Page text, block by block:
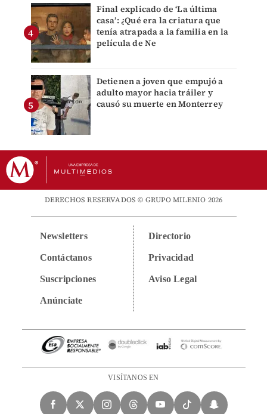
Final explicado de ‘La última
casa’: ¿Qué era la criatura que
tenía atrapada a la familia en la
película de Ne
Detienen a joven que empujó a
adulto mayor hacia tráiler y
causó su muerte en Monterrey
DERECHOS RESERVADOS © GRUPO MILENIO 2026
Newsletters
Contáctanos
Suscripciones
Anúnciate
Directorio
Privacidad
Aviso Legal
VISÍTANOS EN